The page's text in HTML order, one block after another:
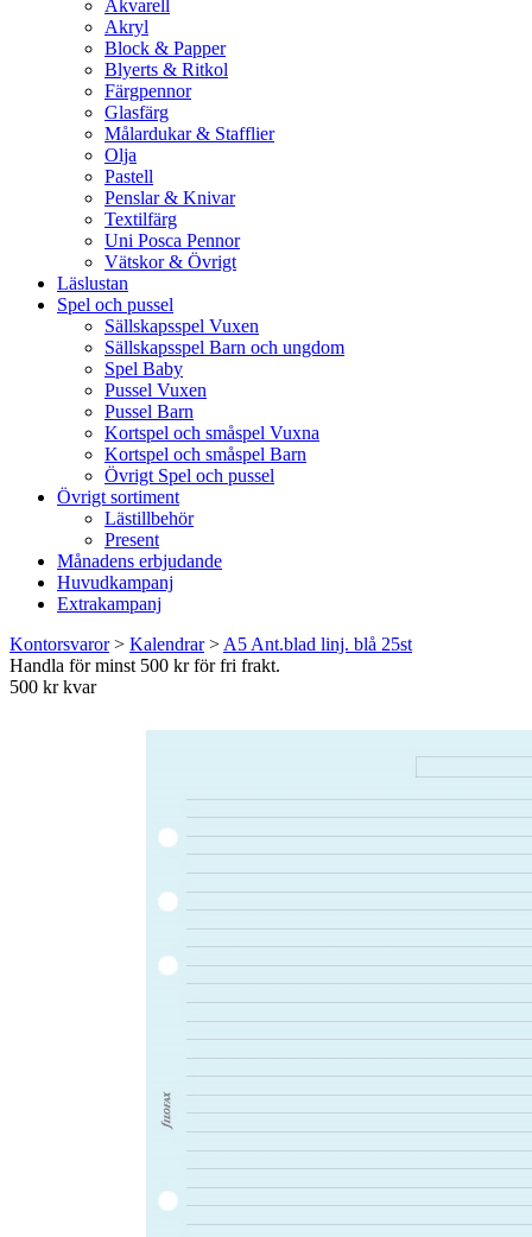
Akvarell
Akryl
Block & Papper
Blyerts & Ritkol
Färgpennor
Glasfärg
Målardukar & Stafflier
Olja
Pastell
Penslar & Knivar
Textilfärg
Uni Posca Pennor
Vätskor & Övrigt
Läslustan
Spel och pussel
Sällskapsspel Vuxen
Sällskapsspel Barn och ungdom
Spel Baby
Pussel Vuxen
Pussel Barn
Kortspel och småspel Vuxna
Kortspel och småspel Barn
Övrigt Spel och pussel
Övrigt sortiment
Lästillbehör
Present
Månadens erbjudande
Huvudkampanj
Extrakampanj
Kontorsvaror> Kalendrar> A5 Ant.blad linj. blå 25st
Handla för minst 500 kr för fri frakt.
500 kr kvar